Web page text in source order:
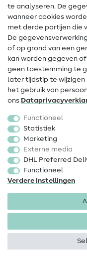
Contact
Wijziging van eigenaar
FAQ
Herroepingsrecht
Populair
Fournituren
Sale
te analyseren. De
wanneer cookies
met derde partijen die
De
of op grond van een
kan worden gegeven
geen toestemming te
later tijdstip te wijzigen
het gebruik van
ons
Functioneel
Statistiek
Marketing
Externe media
DHL Preferred
Functioneel
Verdere instellingen
Colofon Privacy
Copyright 2026 SewIY